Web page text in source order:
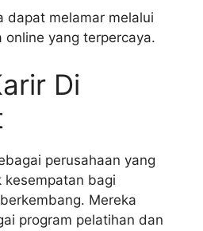
dapat melamar melalui
online yang terpercaya.
Di
perusahaan yang
kesempatan bagi
Mereka
program pelatihan dan